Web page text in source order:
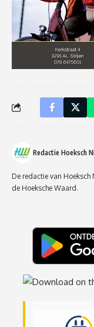
Redactie Hoeksch
De redactie van
de Hoeksche Waard.